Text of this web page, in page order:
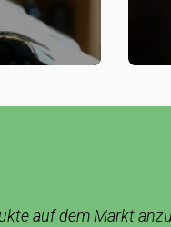
auf dem Markt